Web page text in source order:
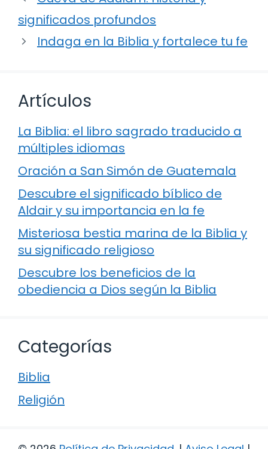
significados profundos
Indaga en la Biblia y fortalece tu fe
Artículos
La Biblia: el libro sagrado traducido a
múltiples idiomas
Oración a San Simón de Guatemala
Descubre el significado bíblico de
Aldair y su importancia en la fe
Misteriosa bestia marina de la Biblia y
su significado religioso
Descubre los beneficios de la
obediencia a Dios según la Biblia
Categorías
Biblia
Religión